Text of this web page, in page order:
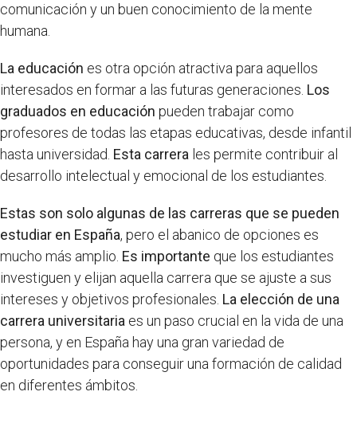
comunicación y un buen conocimiento de la mente
humana.
La educación es otra opción atractiva para aquellos
interesados en formar a las futuras generaciones. Los
graduados en educación pueden trabajar como
profesores de todas las etapas educativas, desde infantil
hasta universidad. Esta carrera les permite contribuir al
desarrollo intelectual y emocional de los estudiantes.
Estas son solo algunas de las carreras que se pueden
estudiar en España, pero el abanico de opciones es
mucho más amplio. Es importante que los estudiantes
investiguen y elijan aquella carrera que se ajuste a sus
intereses y objetivos profesionales. La elección de una
carrera universitaria es un paso crucial en la vida de una
persona, y en España hay una gran variedad de
oportunidades para conseguir una formación de calidad
en diferentes ámbitos.